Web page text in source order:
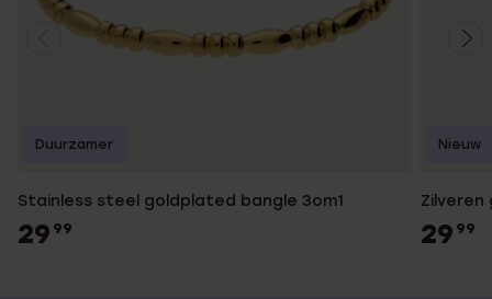
Stainless steel goldplated bangle 3om1
29 99
Duurzamer
29 99
Nieuw